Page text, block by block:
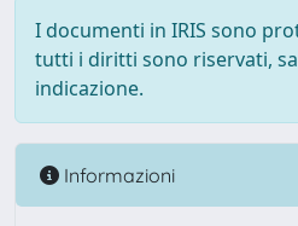
I documenti in IRIS sono
tutti i diritti sono riservati,
indicazione.
Informazioni